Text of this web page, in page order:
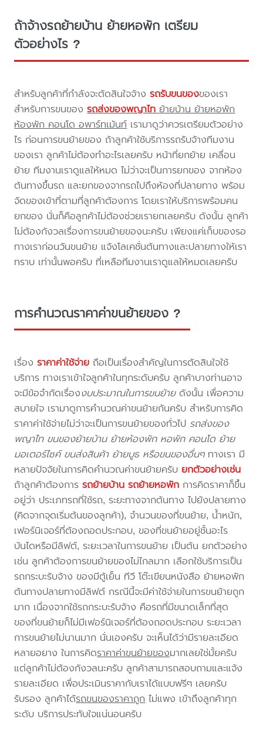
ถ้าจ้างรถย้ายบ้าน ย้ายหอพัก เตรียม
ตัวอย่างไร ?
สำหรับลูกค้าที่กำลังจะตัดสินใจจ้างรถรับขนของของเรา
สำหรับการขนของรถส่งของพญาไทย้ายบ้าน ย้ายหอพัก
ห้องพัก คอนโด อพาร์ทเม้นท์เรามาดูว่าควรเตรียมตัวอย่าง
ไร ก่อนการขนย้ายของ ถ้าลูกค้าใช้บริการรถรับจ้างทีมงาน
ของเรา ลูกค้าไม่ต้องทำอะไรเลยครับ หน้าที่ยกย้าย เคลื่อน
ย้าย ทีมงานเราดูแลให้หมด ไม่ว่าจะเป็นการยกของ จากห้อง
ต้นทางขึ้นรถ และยกของจากรถไปถึงห้องที่ปลายทาง พร้อม
จัดของเข้าที่ตามที่ลูกค้าต้องการ โดยเราให้บริการพร้อมคน
ยกของ นั่นก็คือลูกค้าไม่ต้องช่วยเรายกเลยครับ ดังนั้น ลูกค้า
ไม่ต้องกังวลเรื่องการขนย้ายของนะครับ เพียงแค่เก็บของรอ
ทางเราก่อนวันขนย้าย แจ้งโลเคชั่นต้นทางและปลายทางให้เรา
ทราบ เท่านั้นพอครับ ที่เหลือทีมงานเราดูแลให้หมดเลยครับ
การคำนวณราคาค่าขนย้ายของ ?
เรื่องราคาค่าใช้จ่าย ถือเป็นเรื่องสำคัญในการตัดสินใจใช้
บริการ ทางเราเข้าใจลูกค้าในทุกระดับครับ ลูกค้าบางท่านอาจ
จะมีข้อจำกัดเรื่องงบประมาณในการขนย้ายดังนั้น เพื่อความ
สบายใจ เรามาดูการคำนวณค่าขนย้ายกันครับ สำหรับการคิด
ราคาค่าใช้จ่ายไม่ว่าจะเป็นการขนย้ายของทั่วไป รถส่งของ
พญาไท ขนของย้ายบ้าน ย้ายห้องพัก หอพัก คอนโด ย้าย
มอเตอร์ไซค์ ขนส่งสินค้า ย้ายบูธ หรือขนของอื่นๆทางเรา มี
หลายปัจจัยในการคิดคำนวณค่าขนย้ายครับยกตัวอย่างเช่น
ถ้าลูกค้าต้องการรถย้ายบ้าน รถย้ายหอพัก การคิดราคาก็ขึ้น
อยู่ว่า ประเภทรถที่ใช้รถ, ระยะทางจากต้นทาง ไปยังปลายทาง
(คิดจากจุดเริ่มต้นของลูกค้า), จำนวนของที่ขนย้าย, น้ำหนัก,
เฟอร์นิเจอร์ที่ต้องถอดประกอบ, ของที่ขนย้ายอยู่ชั้นอะไร
บันไดหรือมีลิฟต์, ระยะเวลาในการขนย้าย เป็นต้น ยกตัวอย่าง
เช่น ลูกค้าต้องการขนย้ายของไม่ไกลมาก เลือกใช้บริการเป็น
รถกระบะรับจ้าง ของมีตู้เย็น ทีวี โต๊ะเขียนหนังสือ ย้ายหอพัก
ต้นทางปลายทางมีลิฟต์ กรณีนี้จะมีค่าใช้จ่ายในการขนย้ายถูก
มาก เนื่องจากใช้รถกระบะรับจ้าง คือรถที่มีขนาดเล็กที่สุด
ของที่ขนย้ายก็ไม่มีเฟอร์นิเจอร์ที่ต้องถอดประกอบ ระยะเวลา
การขนย้ายไม่นานมาก นั่นเองครับ จะเห็นได้ว่ามีรายละเอียด
หลายอยาง ในการคิดราคาค่าขนย้ายของมากเลยใช่มั้ยครับ
แต่ลูกค้าไม่ต้องกังวลนะครับ ลูกค้าสามารถสอบถามและแจ้ง
รายละเอียด เพื่อประเมินราคากับเราได้แบบฟรีๆ เลยครับ
รับรอง ลูกค้าได้รถขนของราคาถูกไม่แพง เข้าถึงลูกค้าทุก
ระดับ บริการประทับใจแน่นอนครับ